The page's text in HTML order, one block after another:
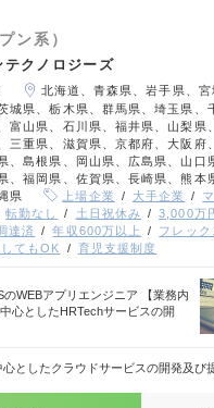
ン系）
テクノロジーズ
北海道、青森県、岩手県、宮
城県、栃木県、群馬県、埼玉県、
富山県、石川県、福井県、山梨県
三重県、滋賀県、京都府、大阪府
、島根県、岡山県、広島県、山口
、福岡県、佐賀県、長崎県、熊本
県
上場企業 大手企業
転勤なし 土日祝休み
3,000万
達済 年収600万以上 フレック
てもOK 育児支援制度
のWEBアプリエンジニア 【業務内
心としたHRTechサービスの開
心としたクラウドサービスの開発及び